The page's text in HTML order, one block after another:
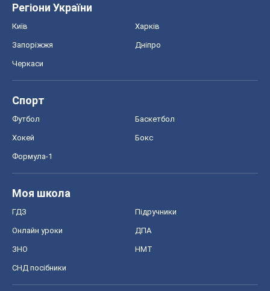
Регіони України
Київ Харків
Запоріжжя Дніпро
Черкаси
Спорт
Футбол Баскетбол
Хокей Бокс
Формула-1
Моя школа
ГДЗ Підручники
Онлайн уроки ДПА
ЗНО НМТ
СНД посібники